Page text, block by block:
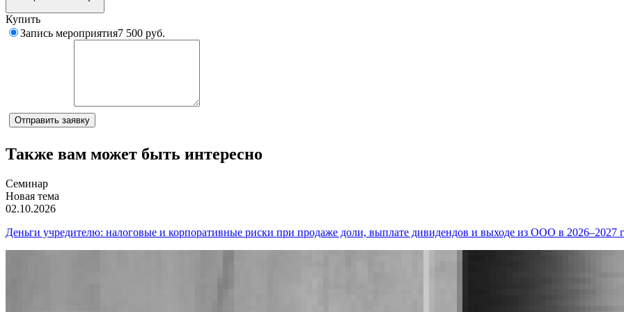
Купить
Запись мероприятия7 500 руб.
Отправить заявку
Также вам может быть интересно
Семинар
Новая тема
02.10.2026
Деньги учредителю: налоговые и корпоративные риски при продаже доли, выплате дивидендов и выходе из ООО в 2026–2027